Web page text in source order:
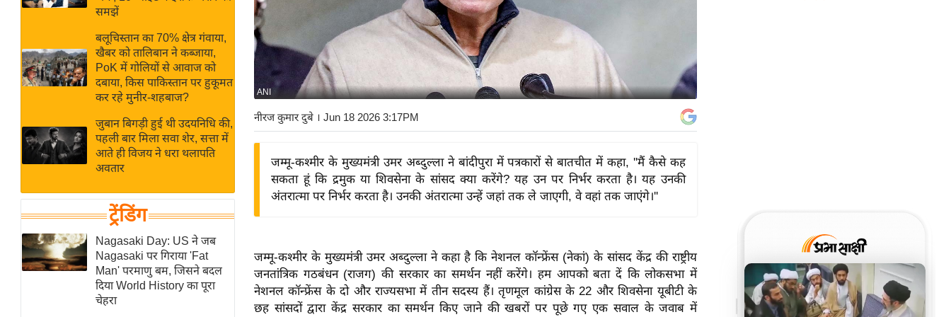
Hindi
Hindi
Videos
क्रिकेट
IPL
2026
ई-पेपर
मिसाल बेमिसाल
शख्सियत
यंग इंडिया
साहित्य जगत
ऑटो वर्ल्ड
न्यूज ब्रीफ
मनोरंजन जगत
बॉलीवुड
समझें
बलूचिस्तान का 70% क्षेत्र गंवाया,
खैबर को तालिबान ने कब्जाया,
PoK में गोलियों से आवाज को
दबाया, किस पाकिस्तान पर हुकूमत
कर रहे मुनीर-शहबाज?
जुबान बिगड़ी हुई थी उदयनिधि की,
पहली बार मिला सवा शेर, सत्ता में
आते ही विजय ने धरा थलापति
अवतार
ट्रेंडिंग
Nagasaki Day: US ने जब
Nagasaki पर गिराया 'Fat
Man' परमाणु बम, जिसने बदल
दिया World History का पूरा
चेहरा
ANI
नीरज कुमार दुबे । Jun 18 2026 3:17PM
जम्मू-कश्मीर के मुख्यमंत्री उमर अब्दुल्ला ने बांदीपुरा में पत्रकारों से बातचीत में कहा, ''मैं कैसे कह
सकता हूं कि द्रमुक या शिवसेना के सांसद क्या करेंगे? यह उन पर निर्भर करता है। यह उनकी
अंतरात्मा पर निर्भर करता है। उनकी अंतरात्मा उन्हें जहां तक ले जाएगी, वे वहां तक जाएंगे।''
जम्मू-कश्मीर के मुख्यमंत्री उमर अब्दुल्ला ने कहा है कि नेशनल कॉन्फ्रेंस (नेकां) के सांसद केंद्र की राष्ट्रीय
जनतांत्रिक गठबंधन (राजग) की सरकार का समर्थन नहीं करेंगे। हम आपको बता दें कि लोकसभा में
नेशनल कॉन्फ्रेंस के दो और राज्यसभा में तीन सदस्य हैं। तृणमूल कांग्रेस के 22 और शिवसेना यूबीटी के
छह सांसदों द्वारा केंद्र सरकार का समर्थन किए जाने की खबरों पर पूछे गए एक सवाल के जवाब में